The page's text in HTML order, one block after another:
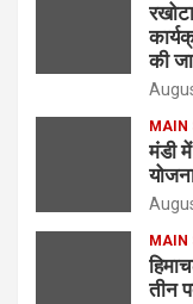
की
MAIN
मंडी
MAIN
तीन